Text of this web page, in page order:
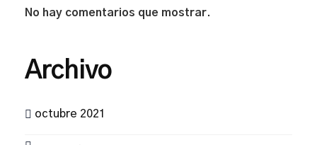
No hay comentarios que mostrar.
Archivo
octubre 2021